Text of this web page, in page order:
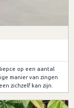
op een aantal
manier van zingen
zichzelf kan zijn.